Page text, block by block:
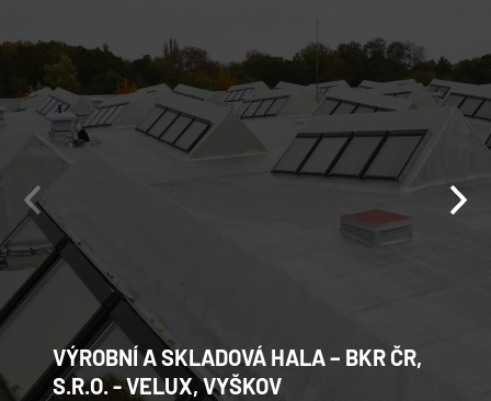
VÝROBNÍ A SKLADOVÁ HALA – BKR ČR,
S.R.O. - VELUX, VYŠKOV